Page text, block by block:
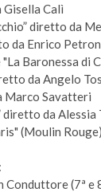
Gisella Calì
diretto da
da Enrico
Baronessa di
da Angelo
Marco Savatteri
diretto da Alessia
(Moulin
(7ª e